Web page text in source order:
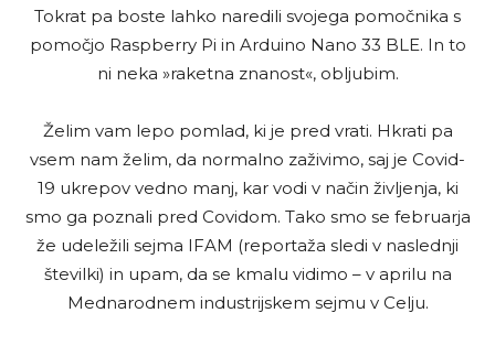
Tokrat pa boste lahko naredili svojega pomočnika s
pomočjo Raspberry Pi in Arduino Nano 33 BLE. In to
ni neka »raketna znanost«, obljubim.
Želim vam lepo pomlad, ki je pred vrati. Hkrati pa
vsem nam želim, da normalno zaživimo, saj je Covid-
19 ukrepov vedno manj, kar vodi v način življenja, ki
smo ga poznali pred Covidom. Tako smo se februarja
že udeležili sejma IFAM (reportaža sledi v naslednji
številki) in upam, da se kmalu vidimo – v aprilu na
Mednarodnem industrijskem sejmu v Celju.